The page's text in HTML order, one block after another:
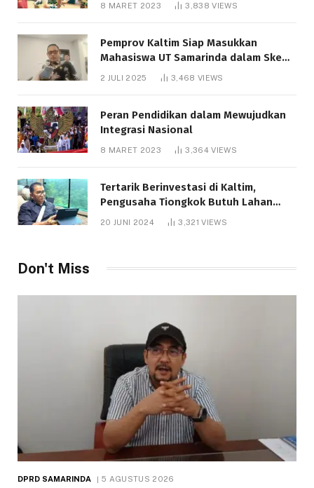
8 MARET 2023 3,838VIEWS
Pemprov Kaltim Siap Masukkan
Mahasiswa UT Samarinda dalam Skema
Bantuan Pendidikan Gratispol
2 JULI 2025 3,468 VIEWS
Peran Pendidikan dalam Mewujudkan
Integrasi Nasional
8 MARET 2023 3,364VIEWS
Tertarik Berinvestasi di Kaltim,
Pengusaha Tiongkok Butuh Lahan
1.000 Hektare
20 JUNI 2024 3,321VIEWS
Don't Miss
DPRD SAMARINDA 5 AGUSTUS 2026